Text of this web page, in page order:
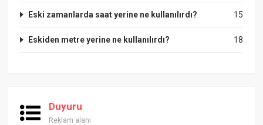
15
Eski zamanlarda saat yerine ne kullanılırdı?
18
Eskiden metre yerine ne kullanılırdı?
Duyuru
Reklam alanı